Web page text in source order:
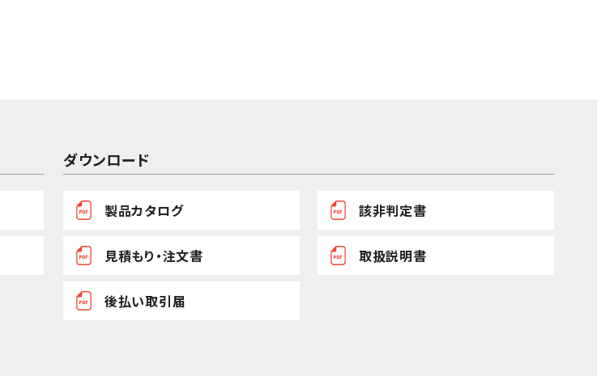
ダウンロード
製品カタログ
見積もり・注文書
後払い取引届
該非判定書
取扱説明書